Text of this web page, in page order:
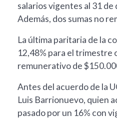
salarios vigentes al 31
Además, dos sumas no
La última paritaria de la
12,48% para el trimestre
remunerativo de
Antes del acuerdo de la
Luis Barrionuevo, quien
pasado por un 16% con